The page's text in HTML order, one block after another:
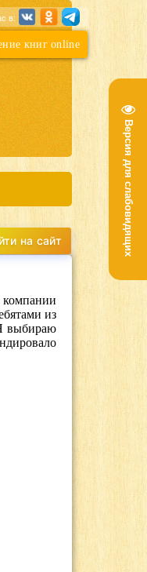
Версия для слабовидящих
книг online
в:
из
выбираю